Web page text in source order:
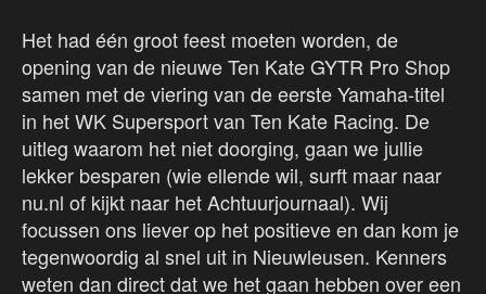
Het had één groot feest moeten worden, de
opening van de nieuwe Ten Kate GYTR Pro Shop
samen met de viering van de eerste Yamaha-titel
in het WK Supersport van Ten Kate Racing. De
uitleg waarom het niet doorging, gaan we jullie
lekker besparen (wie ellende wil, surft maar naar
nu.nl of kijkt naar het Achtuurjournaal). Wij
focussen ons liever op het positieve en dan kom je
tegenwoordig al snel uit in Nieuwleusen. Kenners
weten dan direct dat we het gaan hebben over een